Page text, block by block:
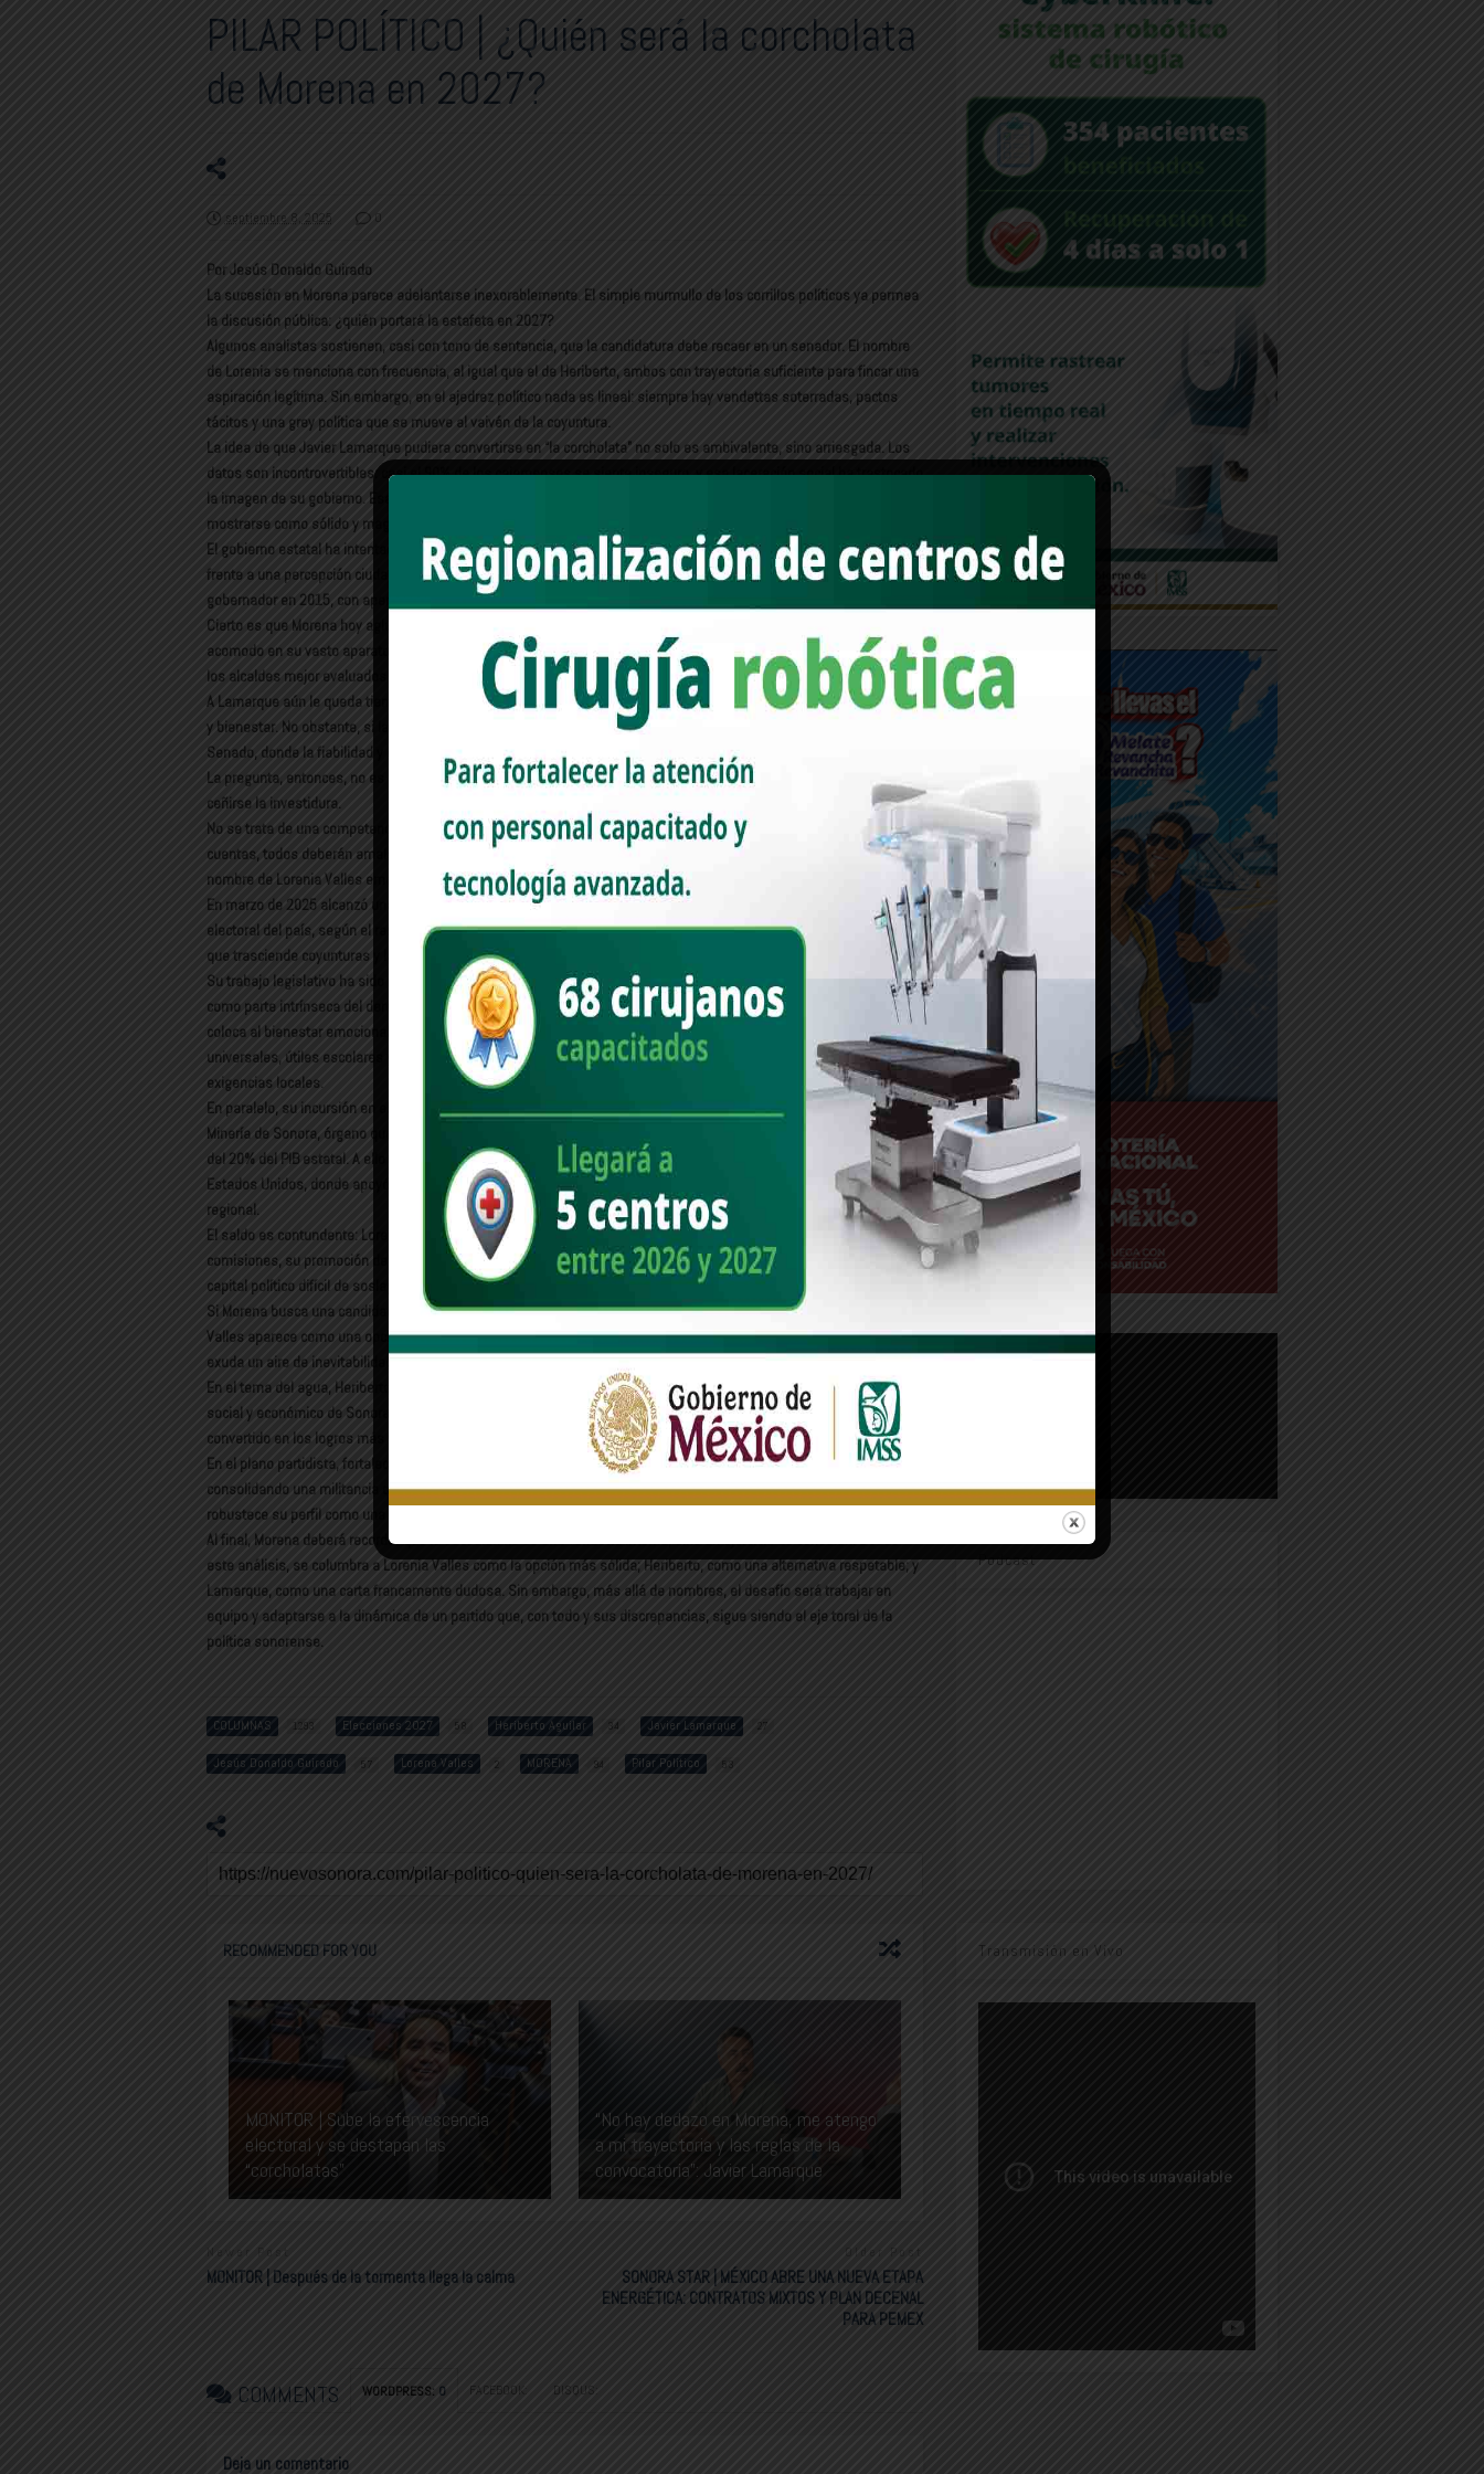
PILAR POLÍTICO | ¿Quién será la corcholata
de Morena en 2027?
septiembre 8, 2025 0
Por Jesús Donaldo Guirado
La sucesión en Morena parece adelantarse inexorablemente. El simple murmullo de los corrillos políticos ya permea
la discusión pública: ¿quién portará la estafeta en 2027?
Algunos analistas sostienen, casi con tono de sentencia, que la candidatura debe recaer en un senador. El nombre
de Lorenia se menciona con frecuencia, al igual que el de Heriberto, ambos con trayectoria suficiente para fincar una
aspiración legítima. Sin embargo, en el ajedrez político nada es lineal: siempre hay vendettas soterradas, pactos
tácitos y una grey política que se mueve al vaivén de la coyuntura.
La idea de que Javier Lamarque pudiera convertirse en “la corcholata” no solo es ambivalente, sino arriesgada. Los
datos son incontrovertibles: casi el 90% de los cajemenses se siente inseguro, y esa laceración social ha trastocado
la imagen de su gobierno. Esas cifras, lejos de halagüeñas, resultan perniciosas para un proyecto que pretende
mostrarse como sólido y magnánimo.
El gobierno estatal ha intentado instaurar nuevos mecanismos de seguridad, pero los resultados han menguado
frente a una percepción ciudadana que se exaspera día con día. No olvidemos que Lamarque ya fue candidato a
gobernador en 2015, con apenas un 2.8% de votos: una pretérita incursión que dejó en claro sus límites.
Cierto es que Morena hoy aglutina un voto duro casi irrestricto, y que incluso una figura desbancada podría encontrar
acomodo en su vasto aparato proselitista. Pero frente a un Toño Astiazarán, recientemente aclamado como uno de
los alcaldes mejor evaluados del país, la contienda sería desigual.
A Lamarque aún le queda tiempo para cambiar estrategias y saciar, al menos en parte, las demandas de seguridad
y bienestar. No obstante, si la lógica política no se trastoca, todo indica que la corcholata morenista deberá salir del
Senado, donde la fiabilidad y el peso específico de sus figuras parecen ofrecer mayor certidumbre.
La pregunta, entonces, no es si habrá un senador en la boleta, sino cuál de ellos logrará, con pulcritud y astucia,
ceñirse la investidura.
No se trata de una competencia descarnada. En la praxis política, la cohesión de equipo es menester toral: al final de
cuentas, todos deberán amalgamarse en torno a la candidatura que surja. Sin embargo, dentro de ese abanico, el
nombre de Lorenia Valles emerge con fuerza inusitada.
En marzo de 2025 alcanzó una aprobación del 63.2%, consolidándose como la senadora con mayor respaldo
electoral del país, según el ranking de Hersalcop Group. Ese dato no es menor: revela una legitimidad perceptible
que trasciende coyunturas y la coloca en la cúspide de la grey política sonorense.
Su trabajo legislativo ha sido prolífico. Impulsó la reforma a la Ley General de Educación para incluir la salud mental
como parte intrínseca del derecho constitucional a una educación integral y de calidad, una medida que, verbigracia,
coloca al bienestar emocional de niñas y jóvenes en el centro del debate. Asimismo, respaldó programas de becas
universales, útiles escolares y uniformes gratuitos, tejiendo un puente entre las políticas de bienestar federal y las
exigencias locales.
En paralelo, su incursión en el sector productivo resultó estratégica: colaboró en la creación del Consejo Estatal de
Minería de Sonora, órgano que articula a actores públicos y privados para potenciar proyectos que ya aportan más
del 20% del PIB estatal. A ello se suma su respaldo a la política exterior mexicana, particularmente en la relación con
Estados Unidos, donde apoyó acciones conjuntas en seguridad, control de estupefacientes y dinamismo económico
regional.
El saldo es contundente: Lorenia ha conjugado un perfil legislativo sólido con presencia territorial. Su liderazgo en
comisiones, su promoción de reformas estructurales y su apertura a la participación ciudadana han fecundado un
capital político difícil de soslayar.
Si Morena busca una candidata que combine fiabilidad institucional, respaldo social y proyección nacional, Lorenia
Valles aparece como una opción halagüeña. Ciertamente, en política nada es incontrovertible, pero hoy su figura
exuda un aire de inevitabilidad que permea las discusiones internas y coloca su nombre en el vórtice de la sucesión.
En el tema del agua, Heriberto Aguilar ha tenido un papel central: promovió infraestructura vital para el desarrollo
social y económico de Sonora, articulando esfuerzos con programas federales y estatales. Estos avances se han
convertido en los logros más visibles del primer año del nuevo gobierno en materia de bienestar.
En el plano partidista, fortaleció la estructura territorial desde lo local, reafirmando valores fundacionales y
consolidando una militancia cercana a la ciudadanía. Ese binomio —obra pública tangible y arraigo político—
robustece su perfil como una opción rumbo a la sucesión.
Al final, Morena deberá recordar que la sucesión no es una vendetta interna, sino un ejercicio de cohesión. Desde
este análisis, se columbra a Lorenia Valles como la opción más sólida; Heriberto, como una alternativa respetable; y
Lamarque, como una carta francamente dudosa. Sin embargo, más allá de nombres, el desafío será trabajar en
equipo y adaptarse a la dinámica de un partido que, con todo y sus discrepancias, sigue siendo el eje toral de la
política sonorense.
COLUMNAS 1293 Elecciones 2027 58 Heriberto Aguilar 34 Javier Lamarque 27
Jesús Donaldo Guirado 57 Lorena Valles 2 MORENA 94 Pilar Político 53
RECOMMENDED FOR YOU
MONITOR | Sube la efervescencia
electoral y se destapan las
“corcholatas”
“No hay dedazo en Morena, me atengo
a mi trayectoria y las reglas de la
convocatoria”: Javier Lamarque
Newer Post
MONITOR | Después de la tormenta llega la calma
Older Post
SONORA STAR | MÉXICO ABRE UNA NUEVA ETAPA
ENERGÉTICA: CONTRATOS MIXTOS Y PLAN DECENAL
PARA PEMEX
COMMENTS WORDPRESS: 0 FACEBOOK: DISQUS:
Deja un comentario
Podcast
Transmisión en Vivo